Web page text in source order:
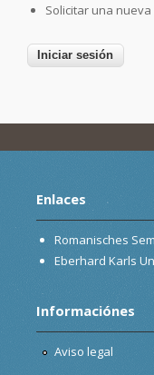
Solicitar una
Enlaces
Romanisches
Eberhard Karls
Informaciónes
Aviso legal